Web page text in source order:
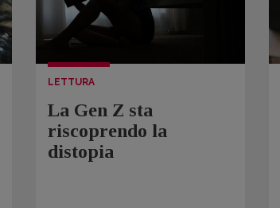
LETTURA
La Gen Z sta
riscoprendo la
distopia